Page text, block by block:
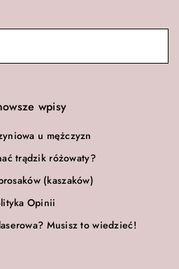
wpisy
u mężczyzn
trądzik różowaty?
(kaszaków)
Opinii
Musisz to wiedzieć!